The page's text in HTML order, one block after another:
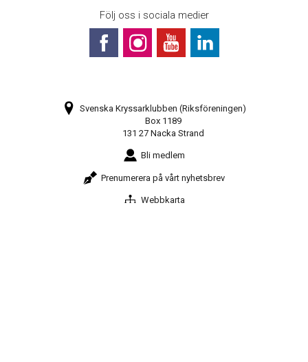
Följ oss i sociala medier
Svenska Kryssarklubben (Riksföreningen)
Box 1189
131 27 Nacka Strand
Bli medlem
Prenumerera på vårt nyhetsbrev
Webbkarta